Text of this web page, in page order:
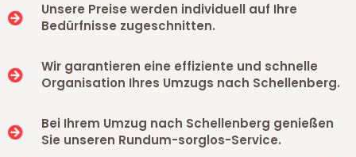
Unsere Preise werden individuell auf Ihre
Bedürfnisse zugeschnitten.
Wir garantieren eine effiziente und schnelle
Organisation Ihres Umzugs nach Schellenberg.
Bei Ihrem Umzug nach Schellenberg genießen
Sie unseren Rundum-sorglos-Service.